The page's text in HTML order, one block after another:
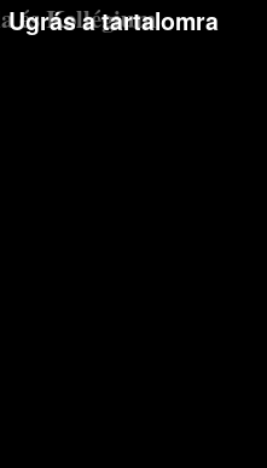
Ugrás a tartalomra
és Kollégium